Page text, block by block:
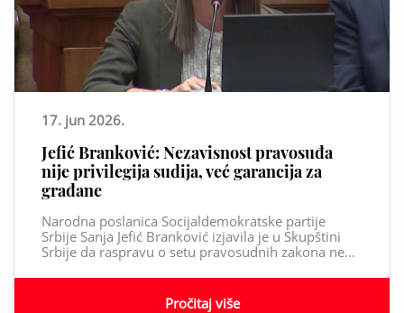
17. jun 2026.
Jefić Branković: Nezavisnost pravosuđa
nije privilegija sudija, već garancija za
građane
Narodna poslanica Socijaldemokratske partije
Srbije Sanja Jefić Branković izjavila je u Skupštini
Srbije da raspravu o setu pravosudnih zakona ne...
Pročitaj više